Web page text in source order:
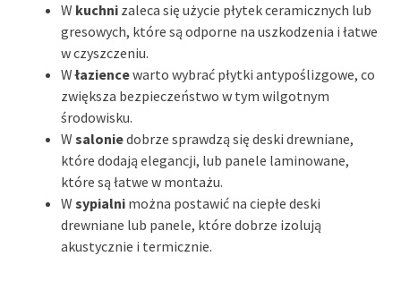
W kuchni zaleca się użycie płytek ceramicznych lub
gresowych, które są odporne na uszkodzenia i łatwe
w czyszczeniu.
Właziencewarto wybrać płytki antypoślizgowe, co
zwiększa bezpieczeństwo w tym wilgotnym
środowisku.
W saloniedobrze sprawdzą się deski drewniane,
które dodają elegancji, lub panele laminowane,
które są łatwe w montażu.
W sypialni można postawić na ciepłe deski
drewniane lub panele, które dobrze izolują
akustycznie i termicznie.